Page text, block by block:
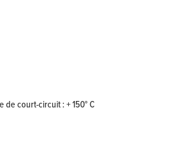
de court-circuit : + 150° C